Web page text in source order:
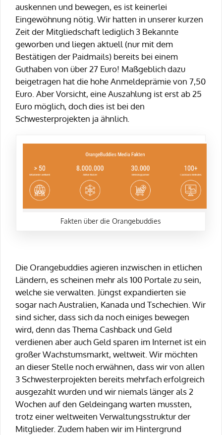
auskennen und bewegen, es ist keinerlei
Eingewöhnung nötig. Wir hatten in unserer kurzen
Zeit der Mitgliedschaft lediglich 3 Bekannte
geworben und liegen aktuell (nur mit dem
Bestätigen der Paidmails) bereits bei einem
Guthaben von über 27 Euro! Maßgeblich dazu
beigetragen hat die hohe Anmeldeprämie von 7,50
Euro. Aber Vorsicht, eine Auszahlung ist erst ab 25
Euro möglich, doch dies ist bei den
Schwesterprojekten ja ähnlich.
Fakten über die Orangebuddies
Die Orangebuddies agieren inzwischen in etlichen
Ländern, es scheinen mehr als 100 Portale zu sein,
welche sie verwalten. Jüngst expandierten sie
sogar nach Australien, Kanada und Tschechien. Wir
sind sicher, dass sich da noch einiges bewegen
wird, denn das Thema Cashback und Geld
verdienen aber auch Geld sparen im Internet ist ein
großer Wachstumsmarkt, weltweit. Wir möchten
an dieser Stelle noch erwähnen, dass wir von allen
3 Schwesterprojekten bereits mehrfach erfolgreich
ausgezahlt wurden und wir niemals länger als 2
Wochen auf den Geldeingang warten mussten,
trotz einer weltweiten Verwaltungsstruktur der
Mitglieder. Zudem haben wir im Hintergrund